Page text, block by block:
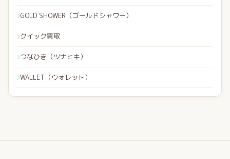
GOLD SHOWER（ゴールドシャワー）
クイック買取
つなひき（ツナヒキ）
WALLET（ウォレット）